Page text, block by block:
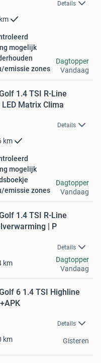
Details
km
mogelijk
emissie zones
Dagtopper
Vandaag
1.4 TSI R-Line
Matrix Clima
Details
km
mogelijk
emissie zones
Dagtopper
Vandaag
1.4 TSI R-Line
| P
Details
km
Dagtopper
Vandaag
6 1.4 TSI Highline
Details
km Gisteren